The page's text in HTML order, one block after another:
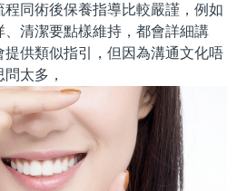
同術後保養指導比較嚴謹，例如
、清潔要點樣維持，都會詳細講
供類似指引，但因為溝通文化唔
太多，